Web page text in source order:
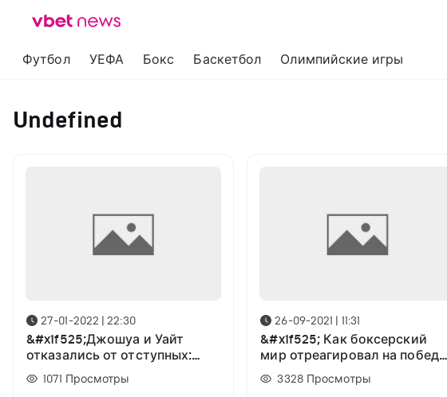
Футбол УЕФА Бокс Баскетбол Олимпийские игры
Undefined
27-01-2022 | 22:30
&#x1f525;Джошуа и Уайт
отказались от отступных:
Фьюри анонсировал свой
предстоящий БОЙ
1071 Просмотры
26-09-2021 | 11:31
&#x1f525; Как боксерский
мир отреагировал на победу
Усика над Джошуа
3328 Просмотры